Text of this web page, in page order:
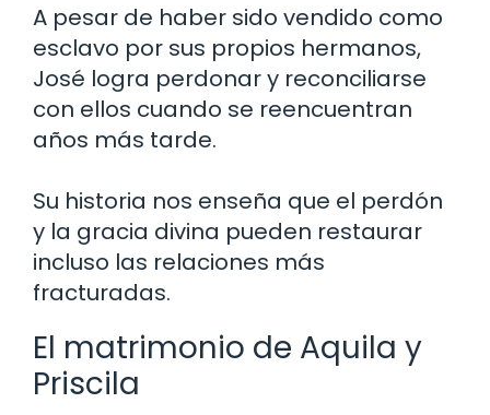
A pesar de haber sido vendido como
esclavo por sus propios hermanos,
José logra perdonar y reconciliarse
con ellos cuando se reencuentran
años más tarde.
Su historia nos enseña que el perdón
y la gracia divina pueden restaurar
incluso las relaciones más
fracturadas.
El matrimonio de Aquila y
Priscila